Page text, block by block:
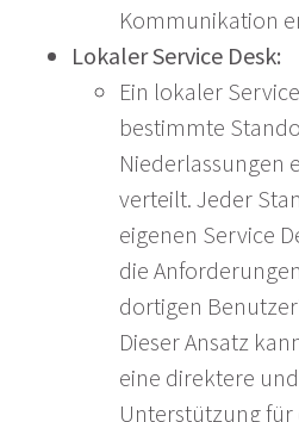
Kommunikation
Lokaler Service Desk:
Ein lokaler
bestimmte
Niederlassungen
verteilt. Jeder
eigenen Service
die
dortigen
Dieser Ansatz
eine direktere
Unterstützung